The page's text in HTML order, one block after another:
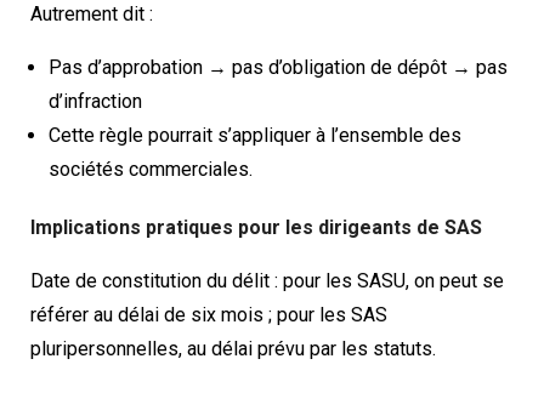
Autrement dit :
Pas d’approbation → pas d’obligation de dépôt → pas
d’infraction
Cette règle pourrait s’appliquer à l’ensemble des
sociétés commerciales.
Implications pratiques pour les dirigeants de SAS
Date de constitution du délit : pour les SASU, on peut se
référer au délai de six mois ; pour les SAS
pluripersonnelles, au délai prévu par les statuts.